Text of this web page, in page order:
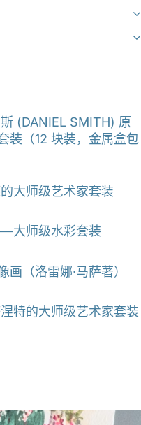
(DANIEL SMITH) 原
装（12 块装，金属盒包
大师级艺术家套装
大师级水彩套装
画（洛雷娜·马萨著）
特的大师级艺术家套装